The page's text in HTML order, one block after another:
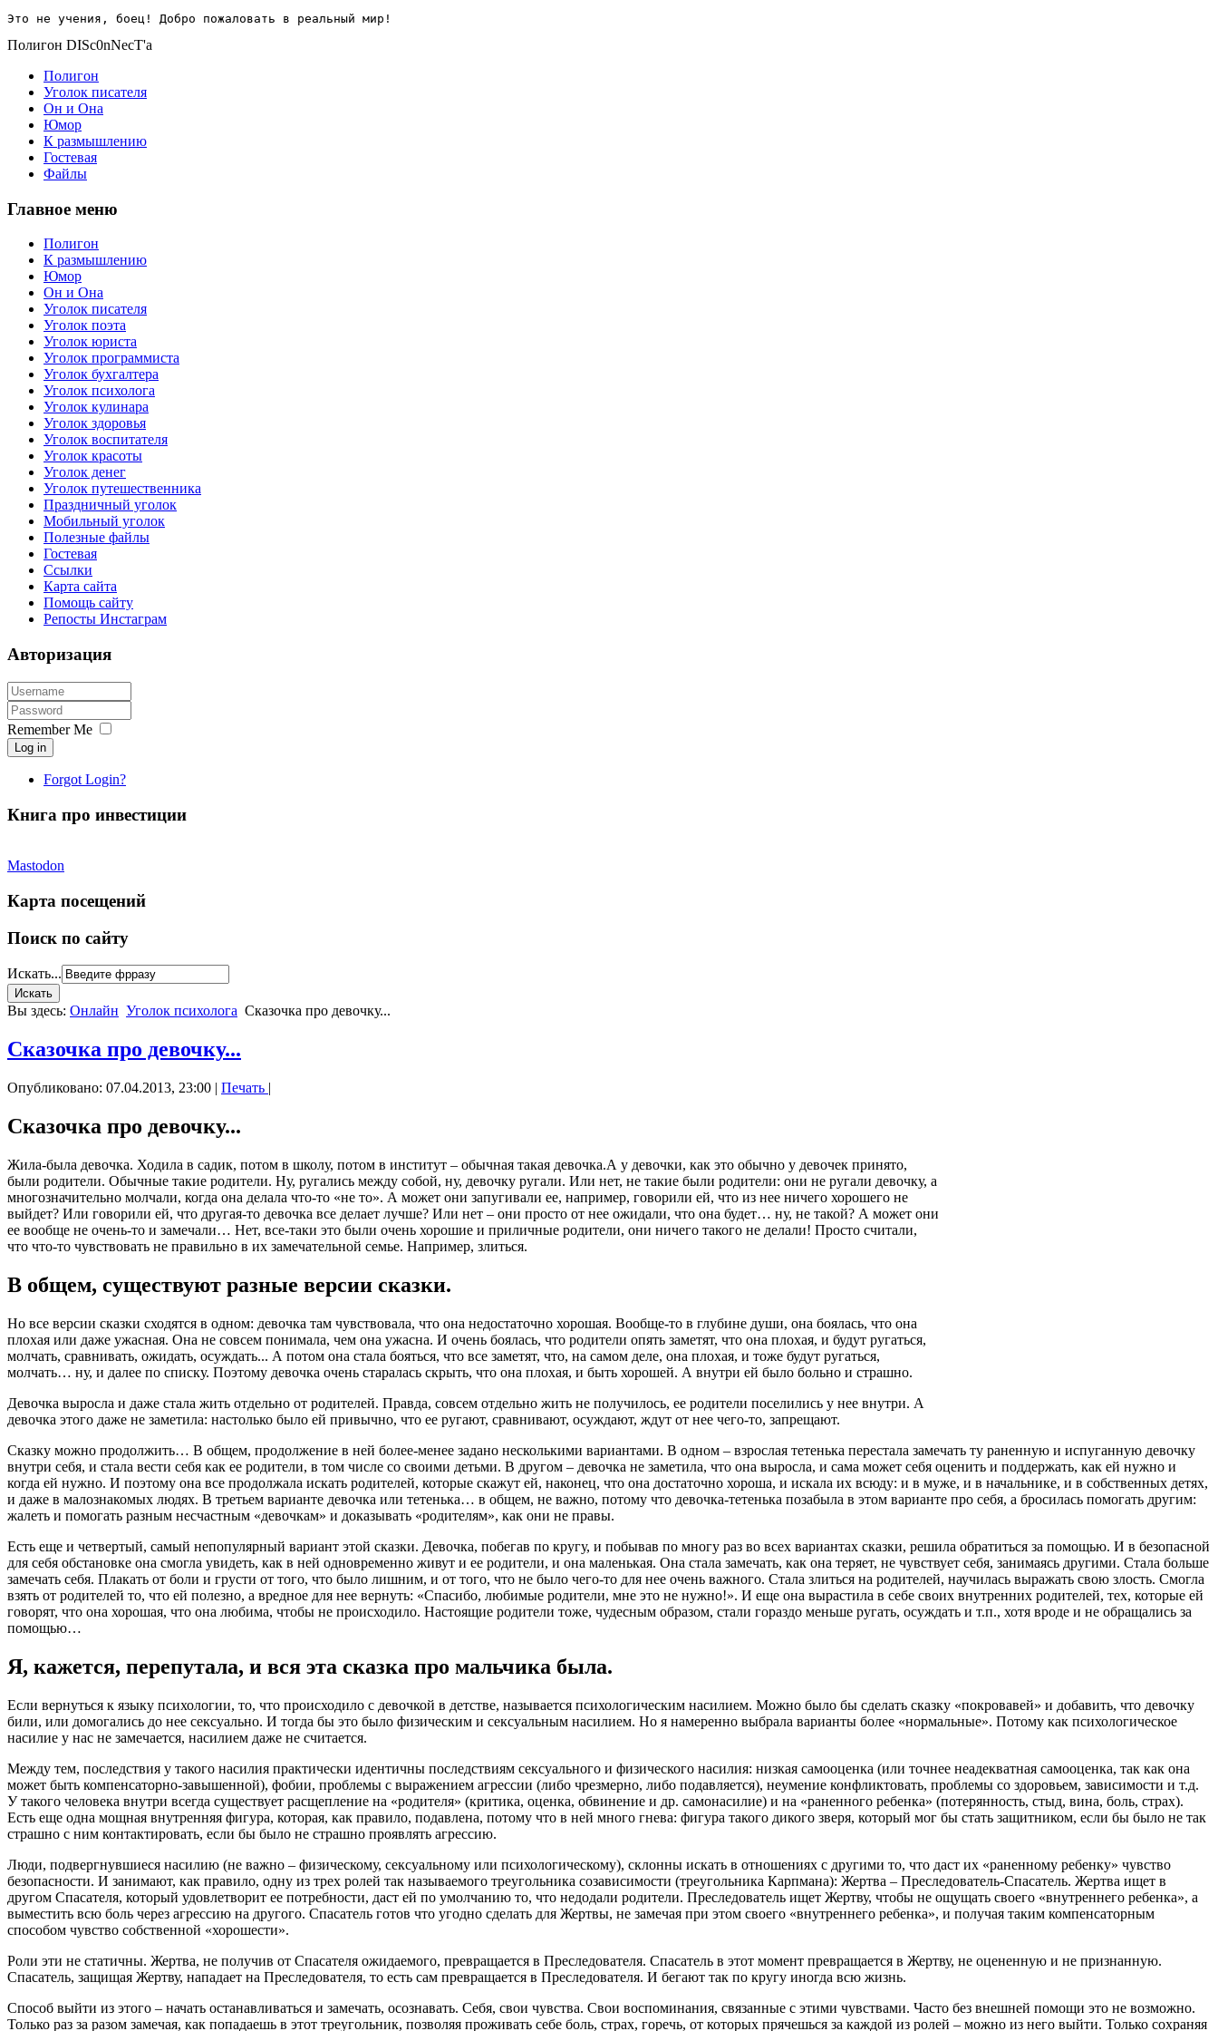
Это не учения, боец! Добро пожаловать в реальный мир!
Полигон DISc0nNecT'a
Полигон
Уголок писателя
Он и Она
Юмор
К размышлению
Гостевая
Файлы
Главное меню
Полигон
К размышлению
Юмор
Он и Она
Уголок писателя
Уголок поэта
Уголок юриста
Уголок программиста
Уголок бухгалтера
Уголок психолога
Уголок кулинара
Уголок здоровья
Уголок воспитателя
Уголок красоты
Уголок денег
Уголок путешественника
Праздничный уголок
Мобильный уголок
Полезные файлы
Гостевая
Ссылки
Карта сайта
Помощь сайту
Репосты Инстаграм
Авторизация
Remember Me
Log in
Forgot Login?
Книга про инвестиции
Mastodon
Карта посещений
Поиск по сайту
Искать...
Вы здесь: Онлайн Уголок психолога Сказочка про девочку...
Сказочка про девочку...
Опубликовано: 07.04.2013, 23:00 | Печать |
Сказочка про девочку...
Жила-была девочка. Ходила в садик, потом в школу, потом в институт – обычная такая девочка.А у девочки, как это обычно у девочек принято,
были родители. Обычные такие родители. Ну, ругались между собой, ну, девочку ругали. Или нет, не такие были родители: они не ругали девочку, а
многозначительно молчали, когда она делала что-то «не то». А может они запугивали ее, например, говорили ей, что из нее ничего хорошего не
выйдет? Или говорили ей, что другая-то девочка все делает лучше? Или нет – они просто от нее ожидали, что она будет… ну, не такой? А может они
ее вообще не очень-то и замечали… Нет, все-таки это были очень хорошие и приличные родители, они ничего такого не делали! Просто считали,
что что-то чувствовать не правильно в их замечательной семье. Например, злиться.
В общем, существуют разные версии сказки.
Но все версии сказки сходятся в одном: девочка там чувствовала, что она недостаточно хорошая. Вообще-то в глубине души, она боялась, что она
плохая или даже ужасная. Она не совсем понимала, чем она ужасна. И очень боялась, что родители опять заметят, что она плохая, и будут ругаться,
молчать, сравнивать, ожидать, осуждать... А потом она стала бояться, что все заметят, что, на самом деле, она плохая, и тоже будут ругаться,
молчать… ну, и далее по списку. Поэтому девочка очень старалась скрыть, что она плохая, и быть хорошей. А внутри ей было больно и страшно.
Девочка выросла и даже стала жить отдельно от родителей. Правда, совсем отдельно жить не получилось, ее родители поселились у нее внутри. А
девочка этого даже не заметила: настолько было ей привычно, что ее ругают, сравнивают, осуждают, ждут от нее чего-то, запрещают.
Сказку можно продолжить… В общем, продолжение в ней более-менее задано несколькими вариантами. В одном – взрослая тетенька перестала замечать ту раненную и испуганную девочку
внутри себя, и стала вести себя как ее родители, в том числе со своими детьми. В другом – девочка не заметила, что она выросла, и сама может себя оценить и поддержать, как ей нужно и
когда ей нужно. И поэтому она все продолжала искать родителей, которые скажут ей, наконец, что она достаточно хороша, и искала их всюду: и в муже, и в начальнике, и в собственных детях,
и даже в малознакомых людях. В третьем варианте девочка или тетенька… в общем, не важно, потому что девочка-тетенька позабыла в этом варианте про себя, а бросилась помогать другим:
жалеть и помогать разным несчастным «девочкам» и доказывать «родителям», как они не правы.
Есть еще и четвертый, самый непопулярный вариант этой сказки. Девочка, побегав по кругу, и побывав по многу раз во всех вариантах сказки, решила обратиться за помощью. И в безопасной
для себя обстановке она смогла увидеть, как в ней одновременно живут и ее родители, и она маленькая. Она стала замечать, как она теряет, не чувствует себя, занимаясь другими. Стала больше
замечать себя. Плакать от боли и грусти от того, что было лишним, и от того, что не было чего-то для нее очень важного. Стала злиться на родителей, научилась выражать свою злость. Смогла
взять от родителей то, что ей полезно, а вредное для нее вернуть: «Спасибо, любимые родители, мне это не нужно!». И еще она вырастила в себе своих внутренних родителей, тех, которые ей
говорят, что она хорошая, что она любима, чтобы не происходило. Настоящие родители тоже, чудесным образом, стали гораздо меньше ругать, осуждать и т.п., хотя вроде и не обращались за
помощью…
Я, кажется, перепутала, и вся эта сказка про мальчика была.
Если вернуться к языку психологии, то, что происходило с девочкой в детстве, называется психологическим насилием. Можно было бы сделать сказку «покровавей» и добавить, что девочку
били, или домогались до нее сексуально. И тогда бы это было физическим и сексуальным насилием. Но я намеренно выбрала варианты более «нормальные». Потому как психологическое
насилие у нас не замечается, насилием даже не считается.
Между тем, последствия у такого насилия практически идентичны последствиям сексуального и физического насилия: низкая самооценка (или точнее неадекватная самооценка, так как она
может быть компенсаторно-завышенной), фобии, проблемы с выражением агрессии (либо чрезмерно, либо подавляется), неумение конфликтовать, проблемы со здоровьем, зависимости и т.д.
У такого человека внутри всегда существует расщепление на «родителя» (критика, оценка, обвинение и др. самонасилие) и на «раненного ребенка» (потерянность, стыд, вина, боль, страх).
Есть еще одна мощная внутренняя фигура, которая, как правило, подавлена, потому что в ней много гнева: фигура такого дикого зверя, который мог бы стать защитником, если бы было не так
страшно с ним контактировать, если бы было не страшно проявлять агрессию.
Люди, подвергнувшиеся насилию (не важно – физическому, сексуальному или психологическому), склонны искать в отношениях с другими то, что даст их «раненному ребенку» чувство
безопасности. И занимают, как правило, одну из трех ролей так называемого треугольника созависимости (треугольника Карпмана): Жертва – Преследователь-Спасатель. Жертва ищет в
другом Спасателя, который удовлетворит ее потребности, даст ей по умолчанию то, что недодали родители. Преследователь ищет Жертву, чтобы не ощущать своего «внутреннего ребенка», а
выместить всю боль через агрессию на другого. Спасатель готов что угодно сделать для Жертвы, не замечая при этом своего «внутреннего ребенка», и получая таким компенсаторным
способом чувство собственной «хорошести».
Роли эти не статичны. Жертва, не получив от Спасателя ожидаемого, превращается в Преследователя. Спасатель в этот момент превращается в Жертву, не оцененную и не признанную.
Спасатель, защищая Жертву, нападает на Преследователя, то есть сам превращается в Преследователя. И бегают так по кругу иногда всю жизнь.
Способ выйти из этого – начать останавливаться и замечать, осознавать. Себя, свои чувства. Свои воспоминания, связанные с этими чувствами. Часто без внешней помощи это не возможно.
Только раз за разом замечая, как попадаешь в этот треугольник, позволяя проживать себе боль, страх, горечь, от которых прячешься за каждой из ролей – можно из него выйти. Только сохраняя